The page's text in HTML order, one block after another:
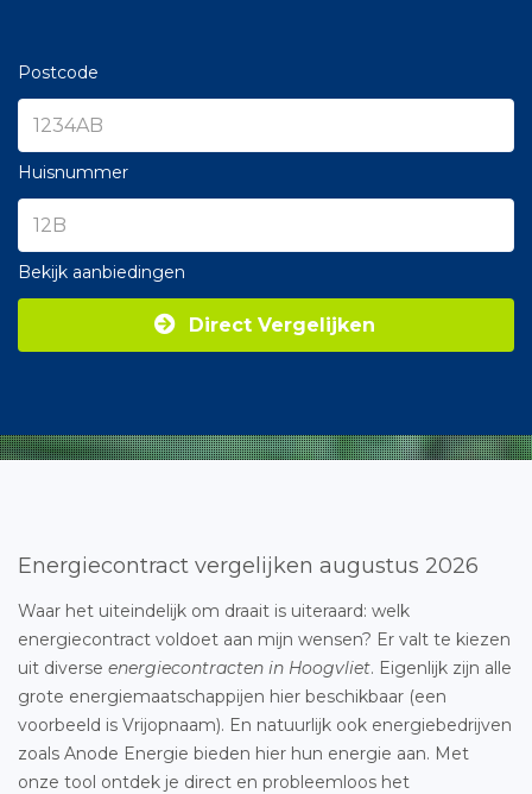
Postcode
Huisnummer
Bekijk aanbiedingen
Direct Vergelijken
Energiecontract vergelijken augustus 2026
Waar het uiteindelijk om draait is uiteraard: welk
energiecontract voldoet aan mijn wensen? Er valt te kiezen
uit diverse energiecontracten in Hoogvliet. Eigenlijk zijn alle
grote energiemaatschappijen hier beschikbaar (een
voorbeeld is Vrijopnaam). En natuurlijk ook energiebedrijven
zoals Anode Energie bieden hier hun energie aan. Met
onze tool ontdek je direct en probleemloos het